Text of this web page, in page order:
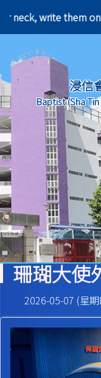
write them
浸信
Baptist (Sha
珊瑚大使
2026-05-07 (星